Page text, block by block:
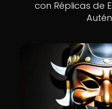
con Réplicas de